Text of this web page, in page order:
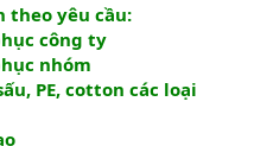
theo yêu cầu:
công ty
nhóm
PE, cotton các loại